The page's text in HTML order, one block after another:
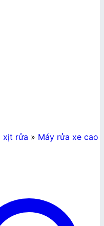
xịt rửa » Máy rửa xe cao